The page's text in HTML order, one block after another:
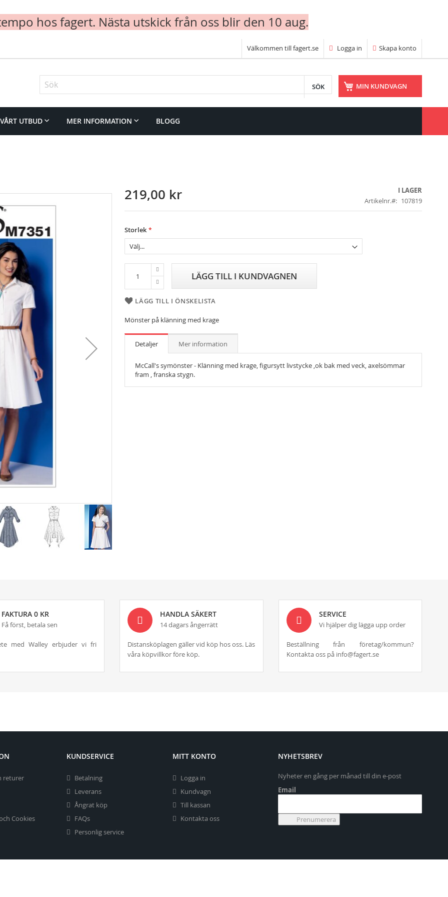
hos fagert. Nästa utskick från oss blir den 10 aug.
Välkommen till fagert.se Logga in Skapa konto
MIN KUNDVAGN
Sök
VÅRT UTBUD MER INFORMATION BLOGG
219,00 kr
I LAGER
Artikelnr.
107819
Storlek
LÄGG TILL I KUNDVAGNEN
LÄGG TILL I ÖNSKELISTA
Mönster på klänning med krage
Detaljer
McCall's symönster - Klänning med krage, figursytt livstycke ,ok bak med veck, axelsömmar
fram , franska stygn.
Mer information
FAKTURA 0 KR
Få först, betala sen
med Walley erbjuder vi fri
HANDLA SÄKERT
14 dagars ångerrätt
Distansköplagen gäller vid köp hos oss. Läs
våra köpvillkor före köp.
SERVICE
Vi hjälper dig lägga upp order
Beställning från företag/kommun?
Kontakta oss på info@fagert.se
returer
Cookies
KUNDSERVICE
Betalning
Leverans
Ångrat köp
FAQs
Personlig service
MITT KONTO
Logga in
Kundvagn
Till kassan
Kontakta oss
NYHETSBREV
Nyheter en gång per månad till din e-post
Email